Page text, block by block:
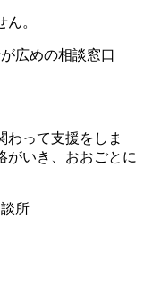
。
広めの相談窓口
わって支援をしま
がいき、おおごとに
所